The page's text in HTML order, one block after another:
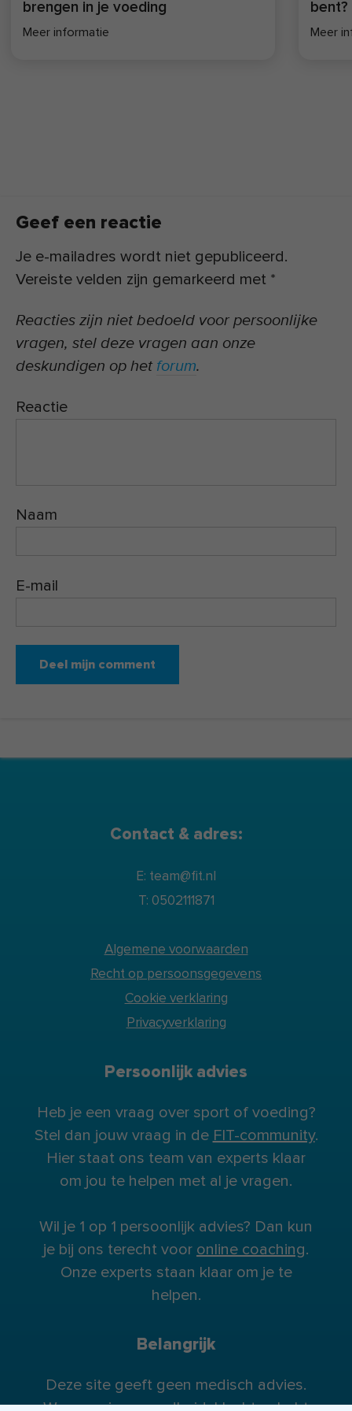
brengen in je voeding
Meer informatie
bent?
Meer
Geef een reactie
Je e-mailadres wordt niet gepubliceerd.
Vereiste velden zijn gemarkeerd met *
Reacties zijn niet bedoeld voor persoonlijke
vragen, stel deze vragen aan onze
deskundigen op het forum.
Reactie
Naam
E-mail
Contact & adres:
E: team@fit.nl
T: 0502111871
Algemene voorwaarden
Recht op persoonsgegevens
Cookie verklaring
Privacyverklaring
Persoonlijk advies
Heb je een vraag over sport of voeding?
Stel dan jouw vraag in de FIT-community.
Hier staat ons team van experts klaar
om jou te helpen met al je vragen.
Wil je 1 op 1 persoonlijk advies? Dan kun
je bij ons terecht voor online coaching.
Onze experts staan klaar om je te
helpen.
Belangrijk
Deze site geeft geen medisch advies.